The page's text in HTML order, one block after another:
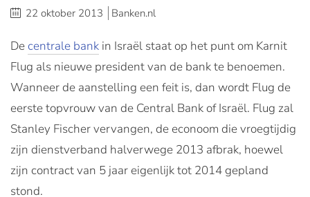
22 oktober 2013 Banken.nl
Decentrale bank in Israël staat op het punt om Karnit
Flug als nieuwe president van de bank te benoemen.
Wanneer de aanstelling een feit is, dan wordt Flug de
eerste topvrouw van de Central Bank of Israël. Flug zal
Stanley Fischer vervangen, de econoom die vroegtijdig
zijn dienstverband halverwege 2013 afbrak, hoewel
zijn contract van 5 jaar eigenlijk tot 2014 gepland
stond.